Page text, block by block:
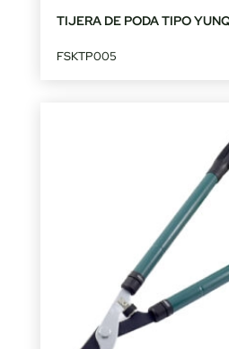
TIJERA DE PODA TIPO
FSKTP005